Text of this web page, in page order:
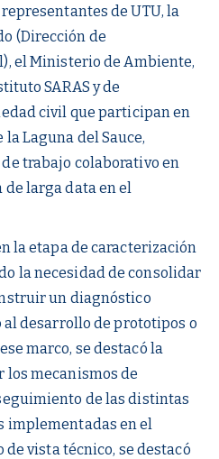
de UTU, la
(Dirección de
el Ministerio de Ambiente,
SARAS y de
civil que participan en
la Laguna del Sauce,
trabajo colaborativo en
larga data en el
la etapa de caracterización
la necesidad de consolidar
un diagnóstico
desarrollo de prototipos o
marco, se destacó la
mecanismos de
de las distintas
implementadas en el
vista técnico, se destacó